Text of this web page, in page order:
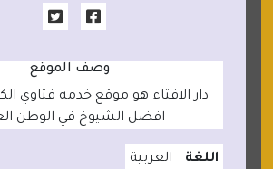
وصف الموقع
دار الافتاء هو موقع خدمه فتاوي
افضل الشيوخ في الوطن
اللغة العربية